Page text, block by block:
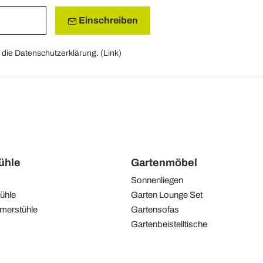
Einschreiben
Datenschutzerklärung. (Link)
Gartenmöbel
Sonnenliegen
Garten Lounge Set
Gartensofas
Gartenbeistelltische